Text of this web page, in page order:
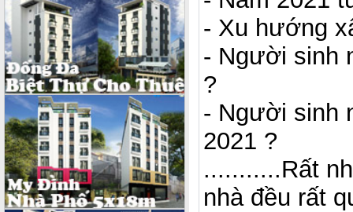
- Xu hướng
- Người sinh
?
- Người sinh
2021 ?
...........Rất
nhà đều rất